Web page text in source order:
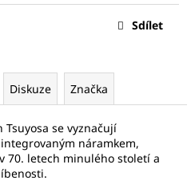
Sdílet
Diskuze Značka
Tsuyosa se vyznačují
náramkem,
70. letech minulého století a